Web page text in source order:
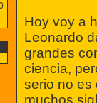
Hoy voy a
Leonardo
grandes
ciencia,
serio no es
muchos